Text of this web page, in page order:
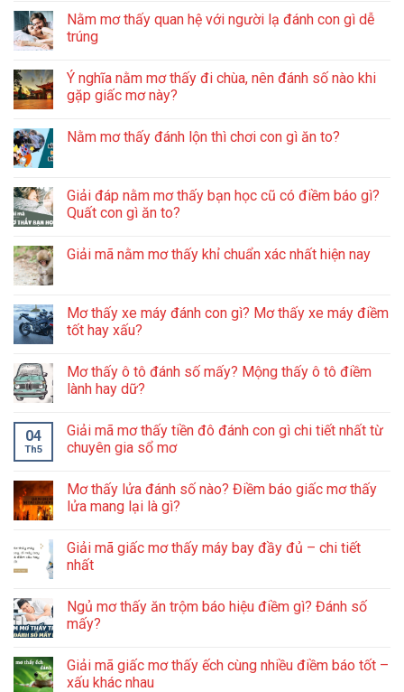
Nằm mơ thấy quan hệ với người lạ đánh con gì dễ
trúng
Ý nghĩa nằm mơ thấy đi chùa, nên đánh số nào khi
gặp giấc mơ này?
Nằm mơ thấy đánh lộn thì chơi con gì ăn to?
Giải đáp nằm mơ thấy bạn học cũ có điềm báo gì?
Quất con gì ăn to?
Giải mã nằm mơ thấy khỉ chuẩn xác nhất hiện nay
Mơ thấy xe máy đánh con gì? Mơ thấy xe máy điềm
tốt hay xấu?
Mơ thấy ô tô đánh số mấy? Mộng thấy ô tô điềm
lành hay dữ?
04
Th5
Giải mã mơ thấy tiền đô đánh con gì chi tiết nhất từ
chuyên gia sổ mơ
Mơ thấy lửa đánh số nào? Điềm báo giấc mơ thấy
lửa mang lại là gì?
Giải mã giấc mơ thấy máy bay đầy đủ – chi tiết
nhất
Ngủ mơ thấy ăn trộm báo hiệu điềm gì? Đánh số
mấy?
Giải mã giấc mơ thấy ếch cùng nhiều điềm báo tốt –
xấu khác nhau